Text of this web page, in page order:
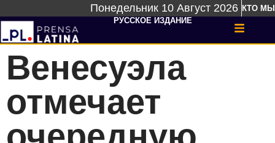
Понедельник 10 Август 2026 КТО МЫ
РУССКОЕ ИЗДАНИЕ
Венесуэла
отмечает